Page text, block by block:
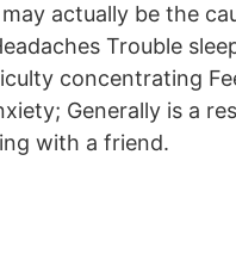
actually be the
Trouble
concentrating
Generally is a
with a friend.